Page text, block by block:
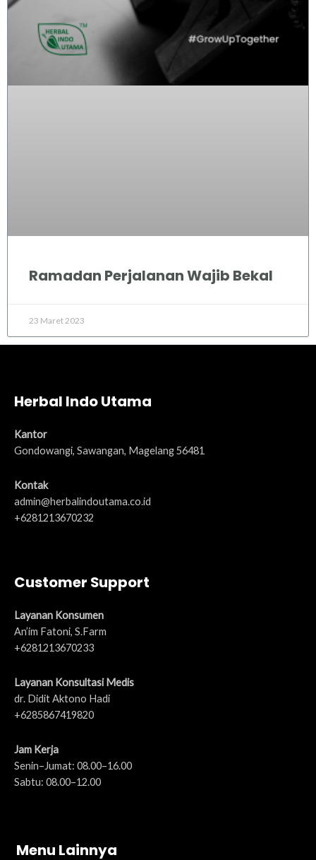
Ramadan Perjalanan Wajib Bekal
23 Maret 2023
Herbal Indo Utama
Kantor
Gondowangi, Sawangan, Magelang 56481
Kontak
admin@herbalindoutama.co.id
+6281213670232
Customer Support
Layanan Konsumen
An’im Fatoni, S.Farm
+6281213670233
Layanan Konsultasi Medis
dr. Didit Aktono Hadi
+6285867419820
Jam Kerja
Senin–Jumat: 08.00–16.00
Sabtu: 08.00–12.00
Menu Lainnya